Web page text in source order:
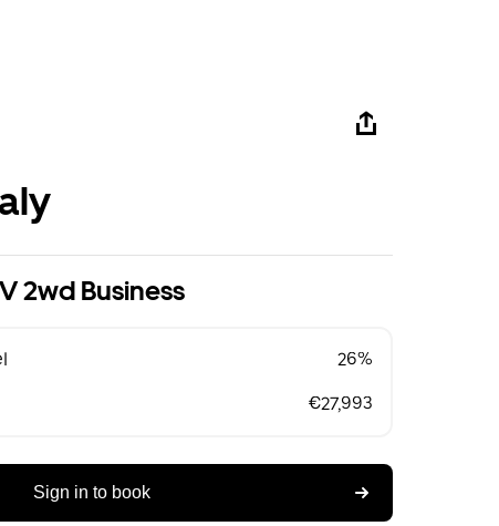
2wd Business
26%
€27,993
Sign in to book